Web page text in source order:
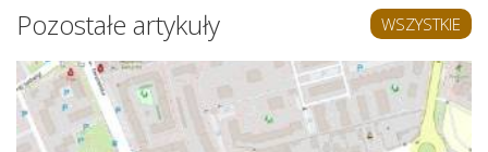
Pozostałe artykuły WSZYSTKIE